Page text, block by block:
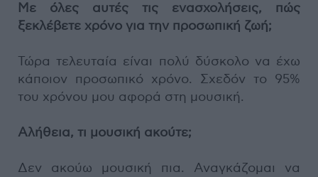
Με όλες αυτές τις ενασχολήσεις, πώς
ξεκλέβετε χρόνο για την προσωπική ζωή;
Τώρα τελευταία είναι πολύ δύσκολο να έχω
κάποιον προσωπικό χρόνο. Σχεδόν το 95%
του χρόνου μου αφορά στη μουσική.
Αλήθεια, τι μουσική ακούτε;
Δεν ακούω μουσική πια. Αναγκάζομαι να